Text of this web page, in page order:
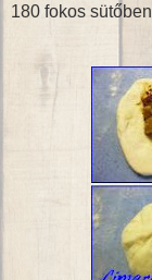
180 fokos